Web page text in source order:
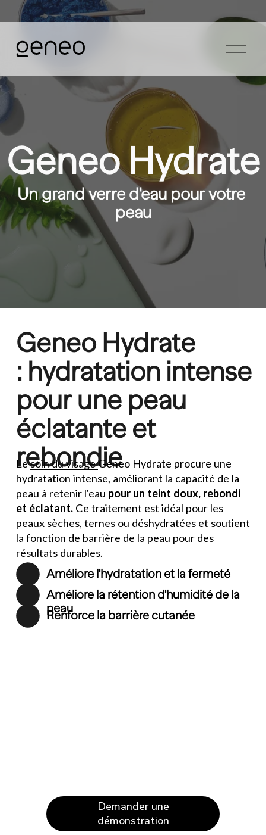
O
u
r
n
u
Geneo Hydrate
Un grand verre d'eau pour votre
peau
Geneo Hydrate
: hydratation intense
pour une peau
éclatante et
rebondie
Le soin du visageGeneo Hydrate procure une
hydratation intense, améliorant la capacité de la
peau à retenir l'eau pour un teint doux, rebondi
et éclatant. Ce traitement est idéal pour les
peaux sèches, ternes ou déshydratées et soutient
la fonction de barrière de la peau pour des
résultats durables.
Améliore l'hydratation et la fermeté
Améliore la rétention d'humidité de la
peau
Renforce la barrière cutanée
Demander une
démonstration